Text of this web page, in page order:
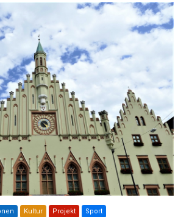
Kultur Projekt Sport